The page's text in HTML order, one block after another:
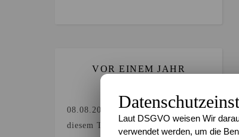
VOR EINEM JAHR
08.08.2025
Keine Beiträge an
diesem Tag.
Laut DSGVO weisen Wir
verwendet werden, um die